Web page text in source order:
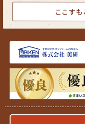
５．お客様情報の開示
当社が保有するお客さま情
た上で、合理的な期間及び
６．お客様情報の訂正等
当社が保有するお客さま情
または消去をご希望される
ることを確認した上で、合
これらの情報等の一部又は
ここす